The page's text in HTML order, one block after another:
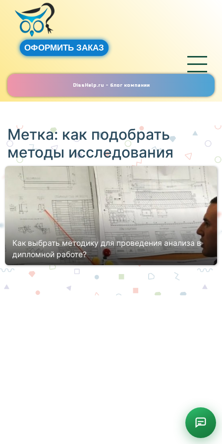
ОФОРМИТЬ ЗАКАЗ
DissHelp.ru - блог компании
Метка: как подобрать
методы исследования
Как выбрать методику для проведения анализа в
дипломной работе?
Написание дипломной работы сводится к теоретическому
практического исследования, которое сводится к анализу